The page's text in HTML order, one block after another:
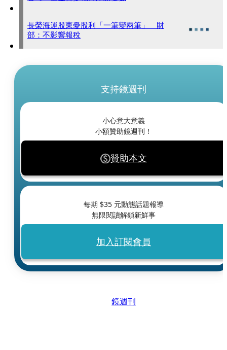
長榮海運股東憂股利「一筆變兩筆」 財
部：不影響報稅
支持鏡週刊
小心意大意義
小額贊助鏡週刊！
贊助本文
每期 $35 元動態話題報導
無限閱讀解鎖新鮮事
加入訂閱會員
鏡週刊